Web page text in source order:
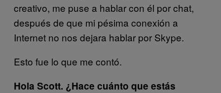
creativo, me puse a hablar con él por chat,
después de que mi pésima conexión a
Internet no nos dejara hablar por Skype.
Esto fue lo que me contó.
Hola Scott. ¿Hace cuánto que estás